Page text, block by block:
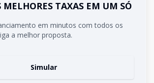
MELHORES TAXAS EM UM SÓ
em minutos com todos os
a melhor proposta.
Simular